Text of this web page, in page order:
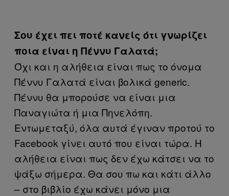
Σου έχει πει ποτέ κανείς ότι γνωρίζει
ποια είναι η Πέννυ Γαλατά;
Όχι και η αλήθεια είναι πως το όνομα
Πέννυ Γαλατά είναι βολικά generic.
Πέννυ θα μπορούσε να είναι μια
Παναγιώτα ή μια Πηνελόπη.
Εντωμεταξύ, όλα αυτά έγιναν προτού το
Facebook γίνει αυτό που είναι τώρα. Η
αλήθεια είναι πως δεν έχω κάτσει να το
ψάξω σήμερα. Θα σου πω και κάτι άλλο
– στο βιβλίο έχω κάνει μόνο μια